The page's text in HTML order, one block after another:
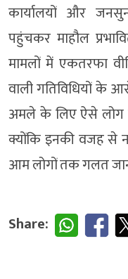
कार्यालयों और
पहुंचकर माहौल
मामलों में एकतरफा
वाली गतिविधियों के
अमले के लिए ऐसे लोग
क्योंकि इनकी वजह से
आम लोगों तक गलत
Share: